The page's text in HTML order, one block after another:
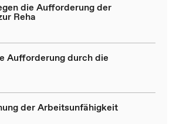
die Aufforderung der
Reha
Aufforderung durch die
der Arbeitsunfähigkeit